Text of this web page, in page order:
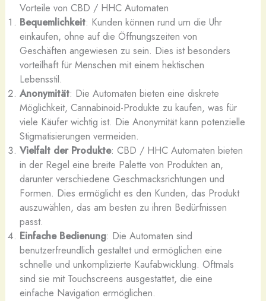
Vorteile von CBD / HHC Automaten
Bequemlichkeit: Kunden können rund um die Uhr
einkaufen, ohne auf die Öffnungszeiten von
Geschäften angewiesen zu sein. Dies ist besonders
vorteilhaft für Menschen mit einem hektischen
Lebensstil.
Anonymität: Die Automaten bieten eine diskrete
Möglichkeit, Cannabinoid-Produkte zu kaufen, was für
viele Käufer wichtig ist. Die Anonymität kann potenzielle
Stigmatisierungen vermeiden.
Vielfalt der Produkte: CBD / HHC Automaten bieten
in der Regel eine breite Palette von Produkten an,
darunter verschiedene Geschmacksrichtungen und
Formen. Dies ermöglicht es den Kunden, das Produkt
auszuwählen, das am besten zu ihren Bedürfnissen
passt.
Einfache Bedienung: Die Automaten sind
benutzerfreundlich gestaltet und ermöglichen eine
schnelle und unkomplizierte Kaufabwicklung. Oftmals
sind sie mit Touchscreens ausgestattet, die eine
einfache Navigation ermöglichen.